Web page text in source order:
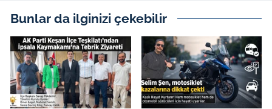
Bunlar da ilginizi çekebilir